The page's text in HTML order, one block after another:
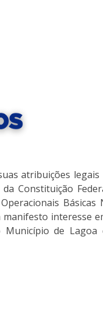
atribuições
Constituição
Básicas
interesse
de Lagoa